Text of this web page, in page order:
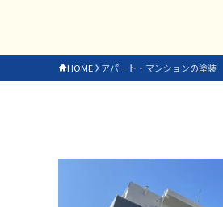
HOME アパート・マンションの塗装